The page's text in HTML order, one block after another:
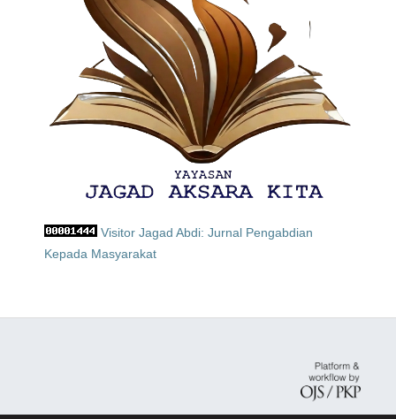
Visitor Jagad Abdi: Jurnal Pengabdian
Kepada Masyarakat